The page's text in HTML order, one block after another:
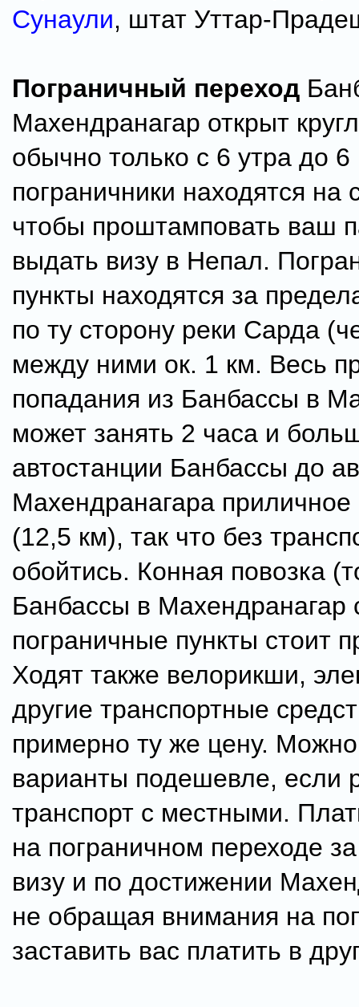
Сунаули, штат Уттар-
Пограничный переход
Махендранагар открыт
обычно только с 6 утра до 6
пограничники находятся на
чтобы проштамповать ваш
выдать визу в Непал.
пункты находятся за
по ту сторону реки Сарда
между ними ок. 1 км. Весь
попадания из Банбассы в
может занять 2 часа и
автостанции Банбассы до
Махендранагара приличное
(12,5 км), так что без
обойтись. Конная повозка
Банбассы в Махендранагар
пограничные пункты стоит
Ходят также велорикши,
другие транспортные
примерно ту же цену.
варианты подешевле, если
транспорт с местными.
на пограничном переходе
визу и по достижении
не обращая внимания на
заставить вас платить в